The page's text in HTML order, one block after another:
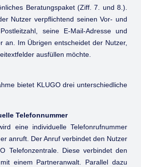
Beratungspaket (Ziff. 7. und 8.).
Nutzer verpflichtend seinen Vor- und
seine E-Mail-Adresse und
an. Im Übrigen entscheidet der Nutzer,
ausfüllen möchte.
bietet KLUGO drei unterschiedliche
Telefonnummer
eine individuelle Telefonrufnummer
anruft. Der Anruf verbindet den Nutzer
Telefonzentrale. Diese verbindet den
einem Partneranwalt. Parallel dazu